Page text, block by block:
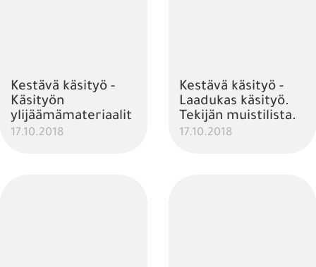
Kestävä käsityö -
Käsityön
ylijäämämateriaalit
17.10.2018
Kestävä käsityö -
Laadukas käsityö.
Tekijän muistilista.
17.10.2018